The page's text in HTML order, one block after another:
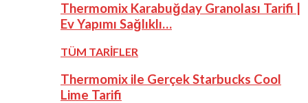
Thermomix Karabuğday Granolası Tarifi |
Ev Yapımı Sağlıklı…
TÜM TARİFLER
Thermomix ile Gerçek Starbucks Cool
Lime Tarifi